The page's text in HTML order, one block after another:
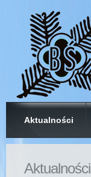
Aktualności
Aktualności